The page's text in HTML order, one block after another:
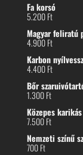
Fa korsó
5.200Ft
Magyar feliratú
4.900Ft
Karbon
4.400Ft
Bőr
1.300Ft
Közepes
7.500Ft
Nemzeti színű
700Ft